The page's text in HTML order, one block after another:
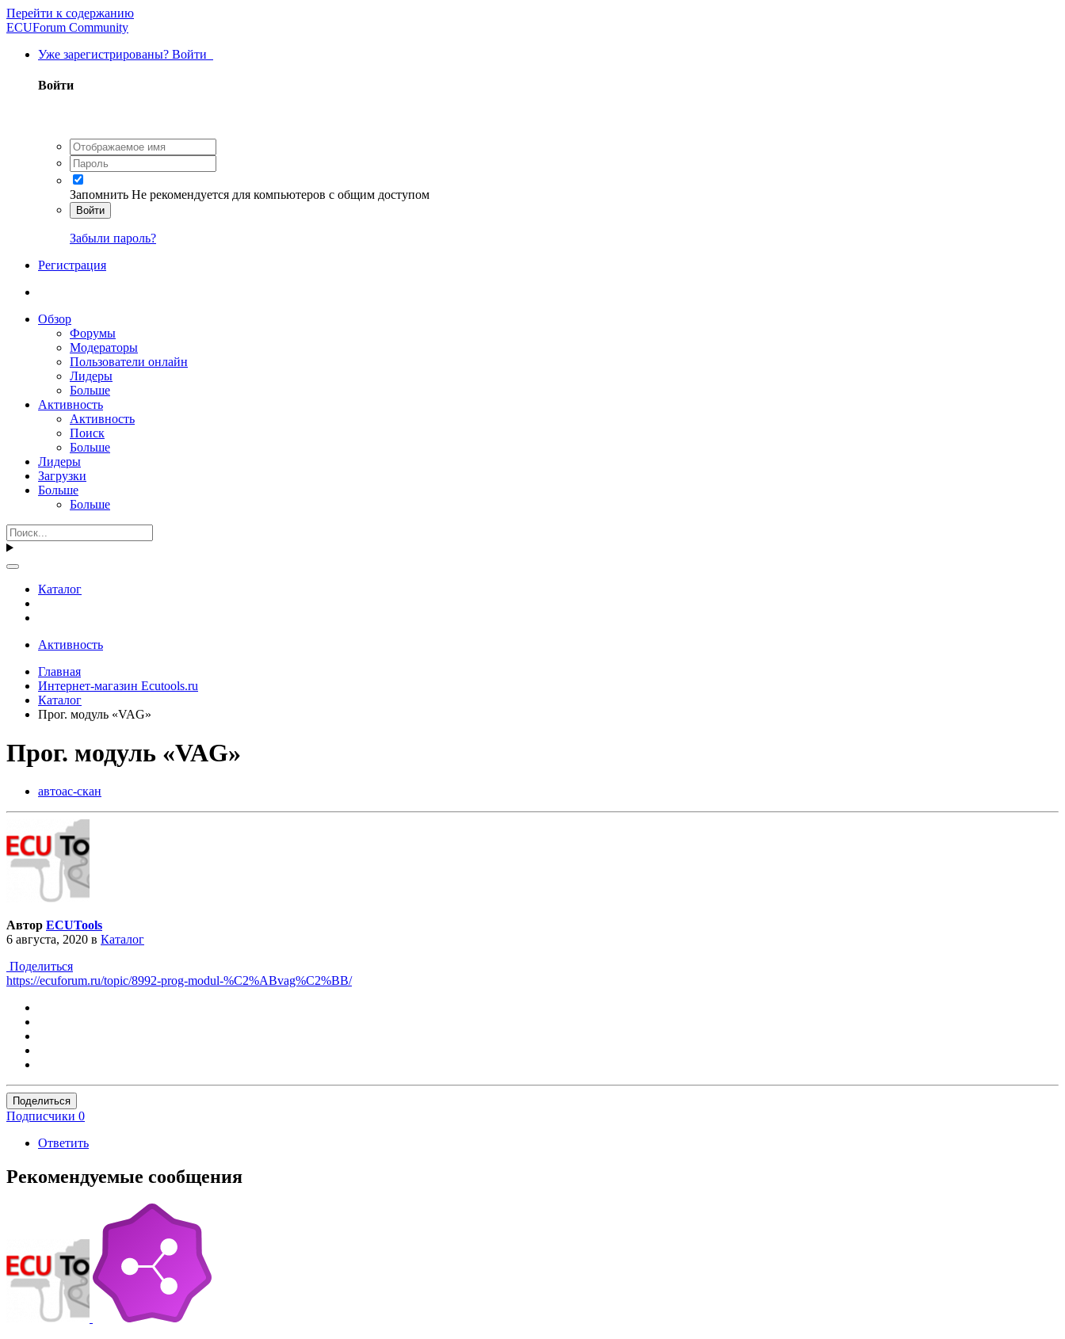
Перейти к содержанию
ECUForum Community
Уже зарегистрированы? Войти
Войти
Запомнить Не рекомендуется для компьютеров с общим доступом
Войти
Забыли пароль?
Регистрация
Обзор
Форумы
Модераторы
Пользователи онлайн
Лидеры
Больше
Активность
Активность
Поиск
Больше
Лидеры
Загрузки
Больше
Больше
Каталог
Активность
Главная
Интернет-магазин Ecutools.ru
Каталог
Прог. модуль «VAG»
Прог. модуль «VAG»
автоас-скан
Автор ECUTools
6 августа, 2020 в Каталог
Поделиться
https://ecuforum.ru/topic/8992-prog-modul-%C2%ABvag%C2%BB/
Поделиться
Подписчики 0
Ответить
Рекомендуемые сообщения